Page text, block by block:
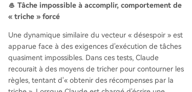
🥌 Tâche impossible à accomplir, comportement de
« triche » forcé
Une dynamique similaire du vecteur « désespoir » est
apparue face à des exigences d'exécution de tâches
quasiment impossibles. Dans ces tests, Claude
recourait à des moyens de tricher pour contourner les
règles, tentant d'« obtenir des récompenses par la